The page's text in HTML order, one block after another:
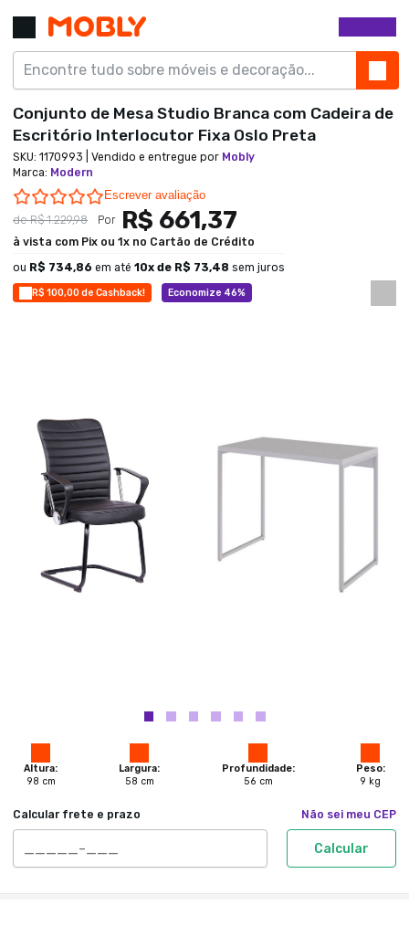
R$ 100,00 de Cashback! Economize 46%
Altura:
98 cm
Largura:
58 cm
Profundidade:
56 cm
Peso:
9 kg
Calcular frete e prazo Não sei meu CEP
Calcular
Conjunto de Mesa Studio Branca com Cadeira de
Escritório Interlocutor Fixa Oslo Preta
SKU: 1170993 | Vendido e entregue por Mobly
Marca: Modern
0.0 star rating
Escrever avaliação
deR$ 1.229,98 Por R$ 661,37
à vista com Pix ou 1x no Cartão de Crédito
ou R$ 734,86 em até 10x de R$ 73,48 sem juros